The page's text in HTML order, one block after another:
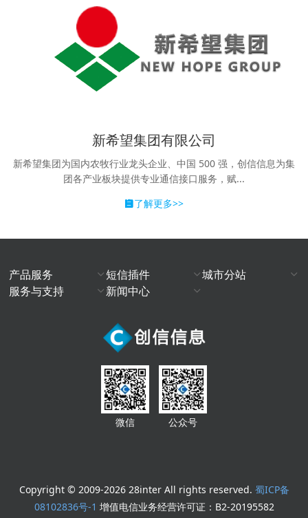
新希望集团有限公司
新希望集团为国内农牧行业龙头企业、中国 500 强，创信信息为集
团各产业板块提供专业通信接口服务，赋...
了解更多>>
产品服务 短信插件
城市分站
服务与支持
新闻中心
微信 公众号
Copyright © 2009-2026 28inter All rights reserved. 蜀ICP备
08102836号-1 增值电信业务经营许可证：B2-20195582